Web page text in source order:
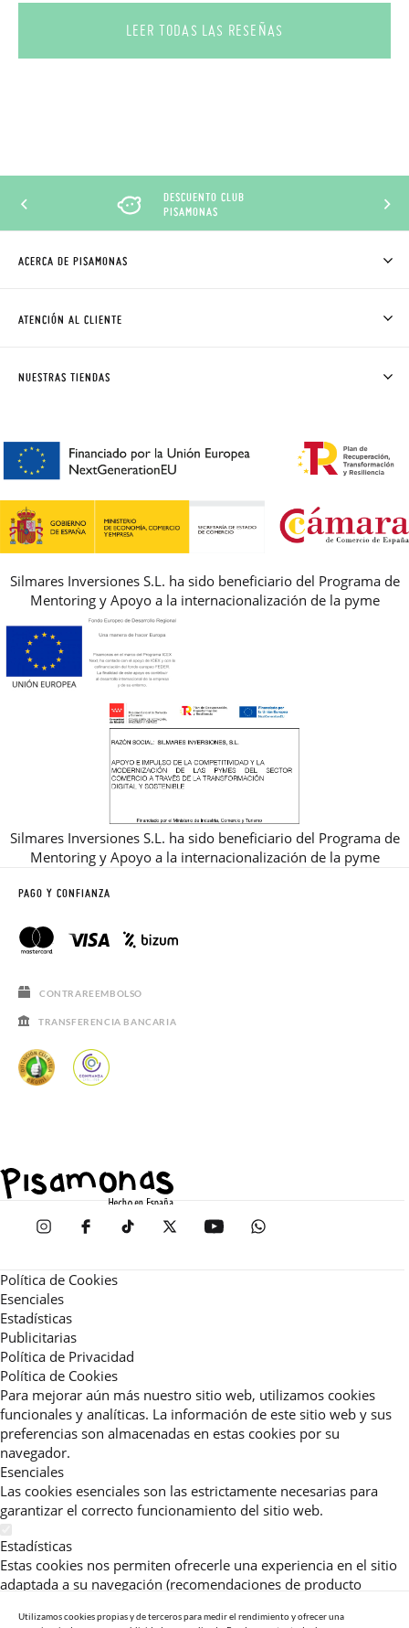
LEER TODAS LAS RESEÑAS
DESCUENTO CLUB
PISAMONAS
ACERCA DE PISAMONAS
CÓMO COMPRAR
AVISO LEGAL, PRIVACIDAD Y COOKIES
REBAJAS
ATENCIÓN AL CLIENTE
PREGUNTAS FRECUENTES
NUESTRAS TIENDAS
Silmares Inversiones S.L. ha sido beneficiario del Programa de
Mentoring y Apoyo a la internacionalización de la pyme
Silmares Inversiones S.L. ha sido beneficiario del Programa de
Mentoring y Apoyo a la internacionalización de la pyme
PAGO Y CONFIANZA
CONTRAREEMBOLSO
TRANSFERENCIA BANCARIA
Política de Cookies
Esenciales
Estadísticas
Publicitarias
Política de Privacidad
Política de Cookies
Para mejorar aún más nuestro sitio web, utilizamos cookies
funcionales y analíticas. La información de este sitio web y sus
preferencias son almacenadas en estas cookies por su
navegador.
Esenciales
Las cookies esenciales son las estrictamente necesarias para
garantizar el correcto funcionamiento del sitio web.
Estadísticas
Estas cookies nos permiten ofrecerle una experiencia en el sitio
adaptada a su navegación (recomendaciones de producto
consultadas, etc).Al activar esta cookie, nos ayuda a mejorar aún
Utilizamos cookies propias y de terceros para medir el rendimiento y ofrecer una